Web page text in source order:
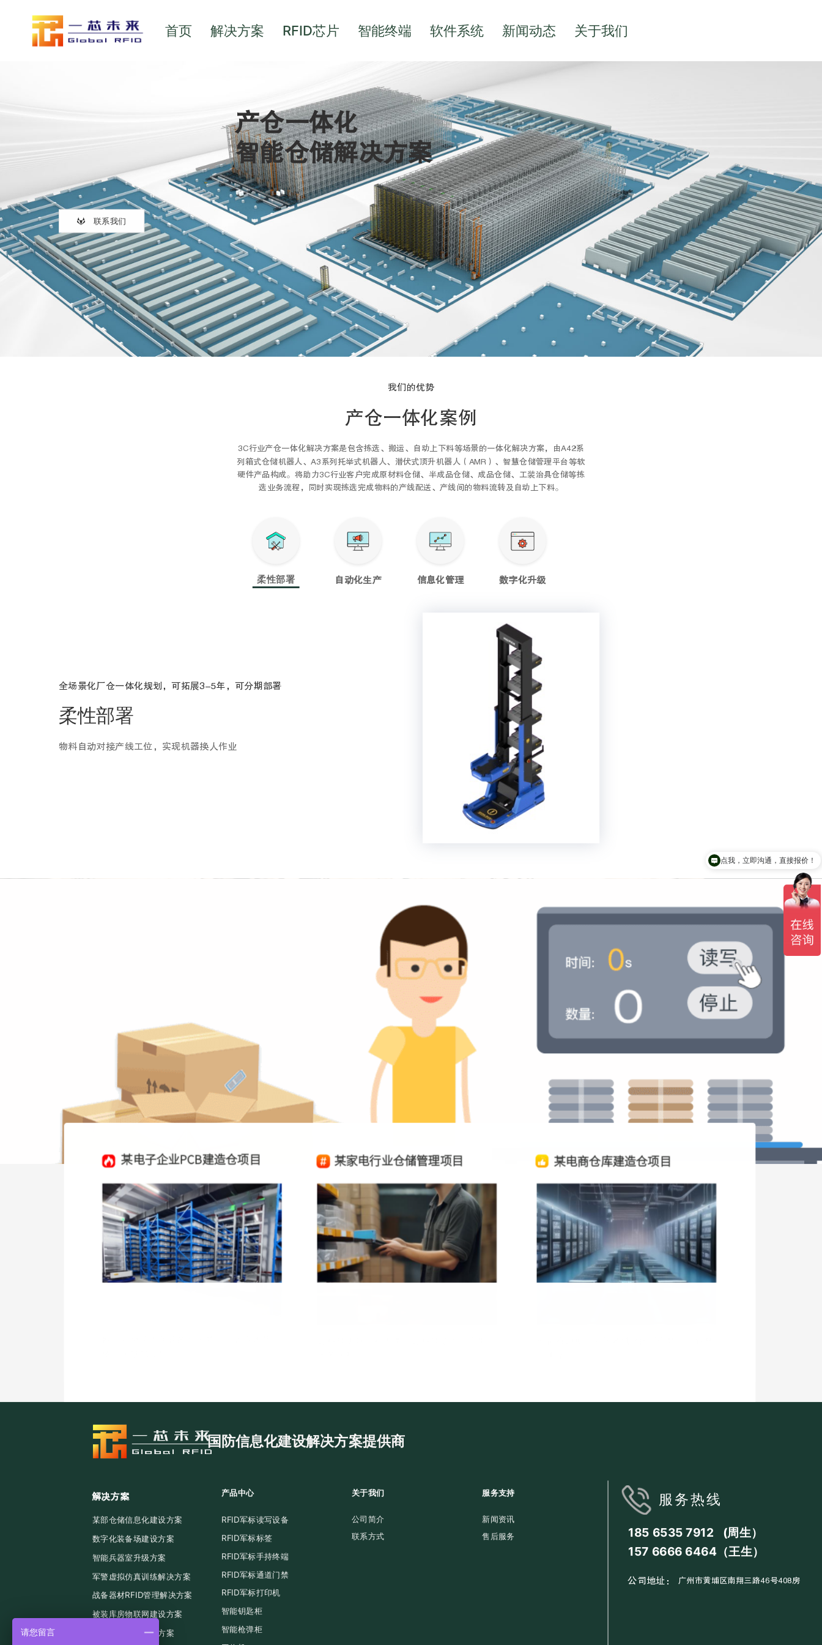
首页 解决方案 RFID芯片 智能终端 软件系统 新闻动态 关于我们
产仓一体化
智能仓储解决方案
联系我们
我们的优势
产仓一体化案例
3C行业产仓一体化解决方案是包含拣选、搬运、自动上下料等场景的一体化解决方案，由A42系
列箱式仓储机器人、A3系列托举式机器人、潜伏式顶升机器人（AMR）、智慧仓储管理平台等软
硬件产品构成。将助力3C行业客户完成原材料仓储、半成品仓储、成品仓储、工装治具仓储等拣
选业务流程，同时实现拣选完成物料的产线配送、产线间的物料流转及自动上下料。
柔性部署 自动化生产 信息化管理 数字化升级
全场景化厂仓一体化规划，可拓展3-5年，可分期部署
柔性部署
物料自动对接产线工位，实现机器换人作业
某电子企业PCB建造仓项目 某家电行业仓储管理项目 某电商仓库建造仓项目
国防信息化建设解决方案提供商
解决方案
某部仓储信息化建设方案
数字化装备场建设方案
智能兵器室升级方案
军警虚拟仿真训练解决方案
战备器材RFID管理解决方案
被装库房物联网建设方案
应急物资管理解决方案
产品中心
RFID军标读写设备
RFID军标标签
RFID军标手持终端
RFID军标通道门禁
RFID军标打印机
智能钥匙柜
智能枪弹柜
关于我们
公司简介
联系方式
服务支持
新闻资讯
售后服务
服务热线
185 6535 7912 (周生）
157 6666 6464（王生）
公司地址： 广州市黄埔区南翔三路46号408房
领取产品资料及报价
请您留言